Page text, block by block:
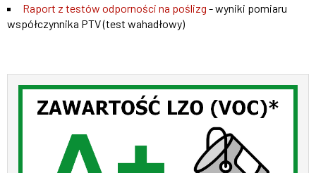
Raport z testów odporności na poślizg - wyniki pomiaru
współczynnika PTV (test wahadłowy)